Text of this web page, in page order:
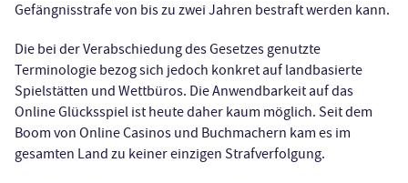
Gefängnisstrafe von bis zu zwei Jahren bestraft werden kann.
Die bei der Verabschiedung des Gesetzes genutzte
Terminologie bezog sich jedoch konkret auf landbasierte
Spielstätten und Wettbüros. Die Anwendbarkeit auf das
Online Glücksspiel ist heute daher kaum möglich. Seit dem
Boom von Online Casinos und Buchmachern kam es im
gesamten Land zu keiner einzigen Strafverfolgung.